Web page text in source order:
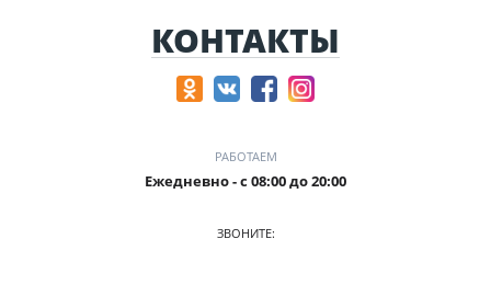
КОНТАКТЫ
РАБОТАЕМ
Ежедневно - с 08:00 до 20:00
ЗВОНИТЕ: